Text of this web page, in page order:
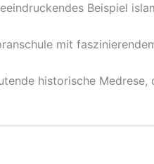
Beispiel
mit
historische Medrese,